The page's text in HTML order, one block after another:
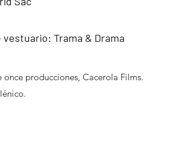
Trama & Drama
producciones, Cacerola Films.